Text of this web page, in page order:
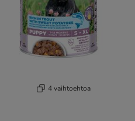
4 vaihtoehtoa